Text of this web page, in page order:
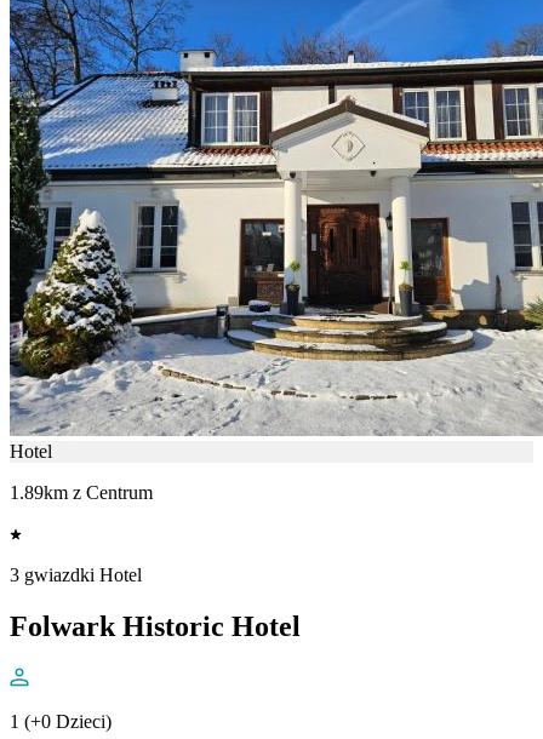
Hotel
1.89km z Centrum
3 gwiazdki Hotel
Folwark Historic Hotel
1 (+0 Dzieci)